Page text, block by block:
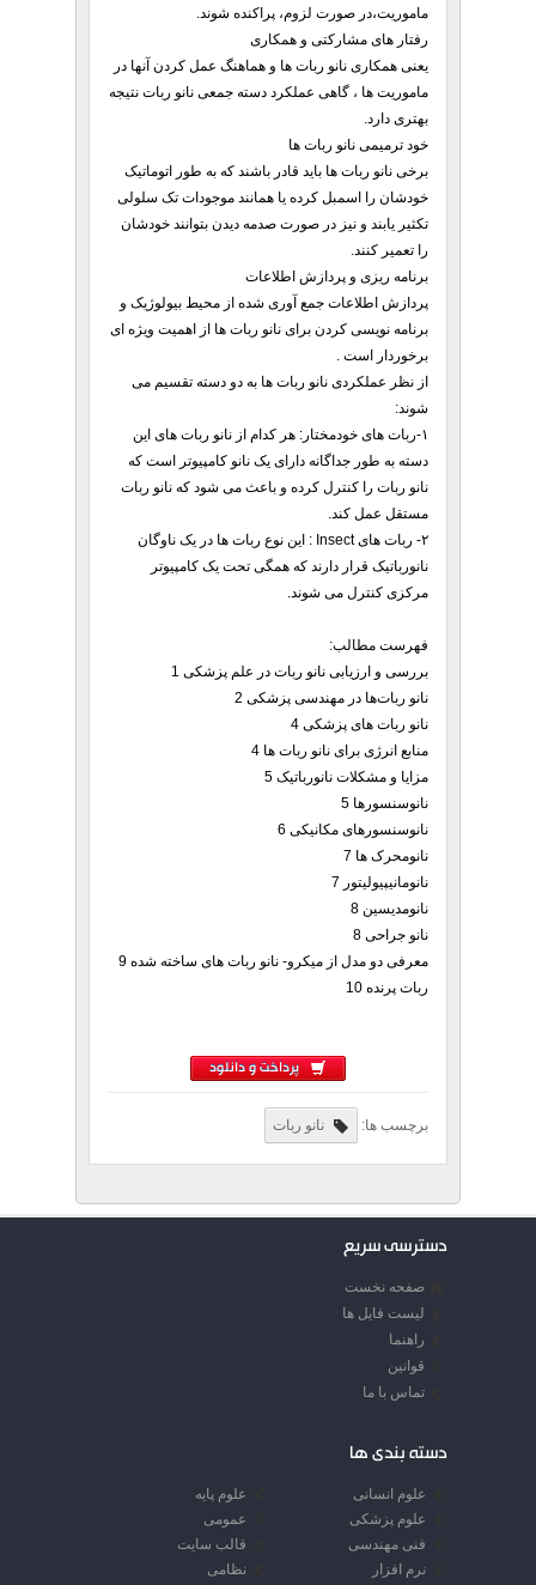
ماموریت،در صورت لزوم، پراکنده شوند.
رفتار های مشارکتی و همکاری
یعنی همکاری نانو ربات ها و هماهنگ عمل کردن آنها در
ماموریت ها ، گاهی عملکرد دسته جمعی نانو ربات نتیجه
بهتری دارد.
خود ترمیمی نانو ربات ها
برخی نانو ربات ها باید قادر باشند که به طور اتوماتیک
خودشان را اسمبل کرده یا همانند موجودات تک سلولی
تکثیر یابند و نیز در صورت صدمه دیدن بتوانند خودشان
را تعمیر کنند.
برنامه ریزی و پردازش اطلاعات
پردازش اطلاعات جمع آوری شده از محیط بیولوژیک و
برنامه نویسی کردن برای نانو ربات ها از اهمیت ویژه ای
برخوردار است .
از نظر عملکردی نانو ربات ها به دو دسته تقسیم می
شوند:
۱-ربات های خودمختار: هر کدام از نانو ربات های این
دسته به طور جداگانه دارای یک نانو کامپیوتر است که
نانو ربات را کنترل کرده و باعث می شود که نانو ربات
مستقل عمل کند.
۲- ربات های Insect : این نوع ربات ها در یک ناوگان
نانورباتیک قرار دارند که همگی تحت یک کامپیوتر
مرکزی کنترل می شوند.
فهرست مطالب:
بررسی و ارزیابی نانو ربات در علم پزشکی 1
نانو ربات‌ها در مهندسی پزشكی 2
نانو ربات های پزشکی 4
منابع انرژی برای نانو ربات ها 4
مزایا و مشکلات نانورباتیک 5
نانوسنسورها 5
نانوسنسورهای مکانیکی 6
نانومحرک ها 7
نانومانیپیولیتور 7
نانومدیسین 8
نانو جراحی 8
معرفی دو مدل از میکرو- نانو ربات های ساخته شده 9
ربات پرنده 10
پرداخت و دانلود
برچسب ها: نانو ربات
دسترسی سریع
صفحه نخست
لیست فایل ها
راهنما
قوانین
تماس با ما
دسته بندی ها
علوم انسانی
علوم پایه
علوم پزشکی
عمومی
فنی مهندسی
قالب سایت
نرم افزار
نظامی